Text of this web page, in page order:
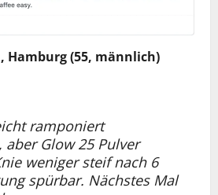
Hamburg (55, männlich)
ramponiert
Glow 25 Pulver
weniger steif nach 6
spürbar. Nächstes Mal